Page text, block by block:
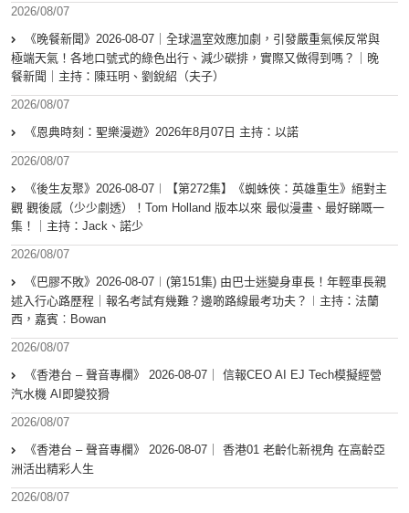
2026/08/07
《晚餐新聞》2026-08-07｜全球溫室效應加劇，引發嚴重氣候反常與
極端天氣！各地口號式的綠色出行、減少碳排，實際又做得到嗎？｜晚
餐新聞｜主持：陳珏明、劉銳紹（夫子）
2026/08/07
《恩典時刻：聖樂漫遊》2026年8月07日 主持：以諾
2026/08/07
《後生友聚》2026-08-07︱【第272集】《蜘蛛俠：英雄重生》絕對主
觀 觀後感（少少劇透）！Tom Holland 版本以來 最似漫畫、最好睇嘅一
集！｜主持：Jack、諾少
2026/08/07
《巴膠不敗》2026-08-07︱(第151集) 由巴士迷變身車長！年輕車長親
述入行心路歷程｜報名考試有幾難？邊啲路線最考功夫？︱主持：法蘭
西，嘉賓︰Bowan
2026/08/07
《香港台 – 聲音專欄》 2026-08-07｜ 信報CEO AI EJ Tech模擬經營
汽水機 AI即變狡猾
2026/08/07
《香港台 – 聲音專欄》 2026-08-07｜ 香港01 老齡化新視角 在高齡亞
洲活出精彩人生
2026/08/07